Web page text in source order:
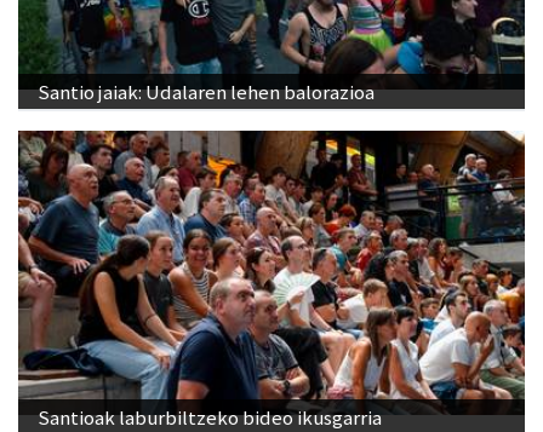
Santio jaiak: Udalaren lehen balorazioa
Santioak laburbiltzeko bideo ikusgarria